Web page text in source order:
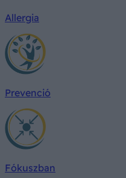
Allergia
Prevenció
Fókuszban